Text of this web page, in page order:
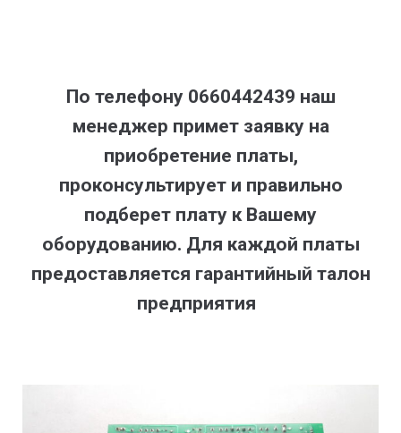
По телефону 0660442439 наш
менеджер примет заявку на
приобретение платы,
проконсультирует и правильно
подберет плату к Вашему
оборудованию. Для каждой платы
предоставляется гарантийный талон
предприятия